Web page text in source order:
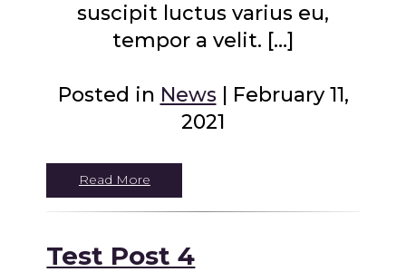
suscipit luctus varius eu,
tempor a velit. […]
Posted in News| February 11,
2021
Read More
Test Post 4